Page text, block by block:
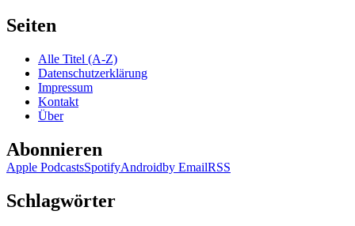
Seiten
Alle Titel (A-Z)
Datenschutzerklärung
Impressum
Kontakt
Über
Abonnieren
Apple PodcastsSpotifyAndroidby EmailRSS
Schlagwörter